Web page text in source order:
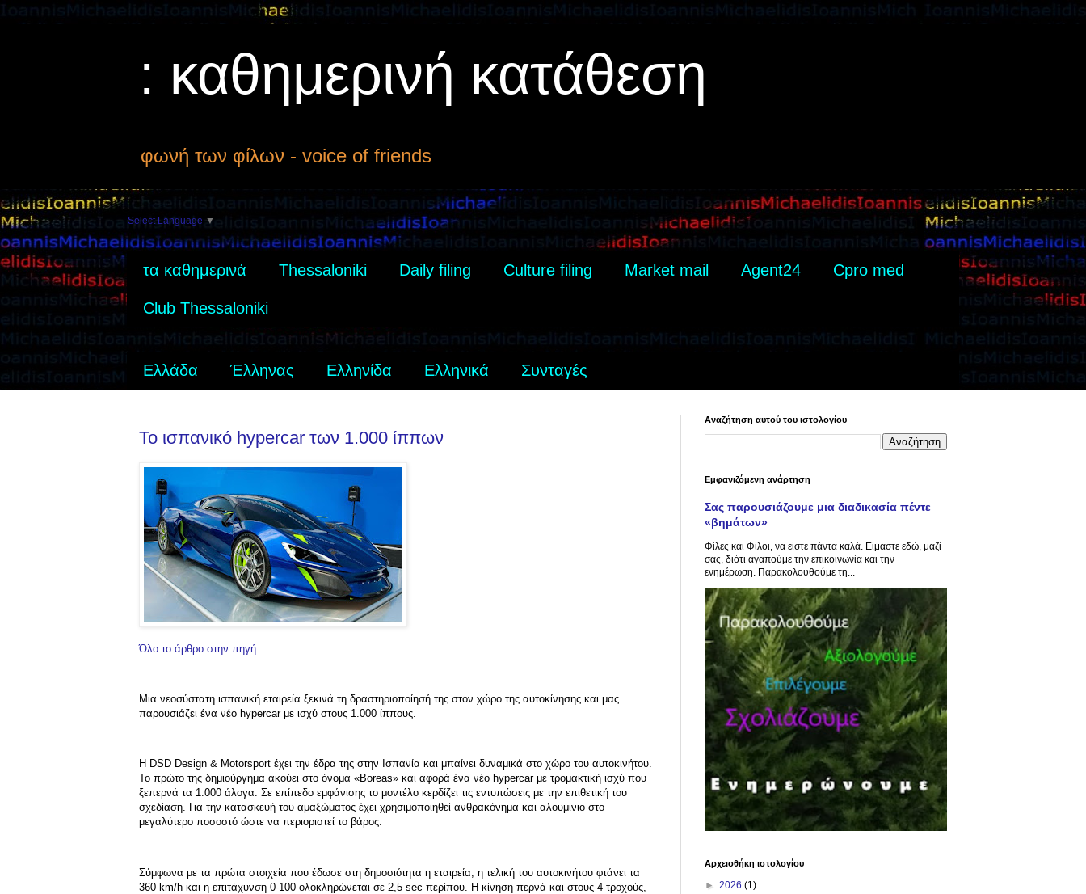
: καθημερινή κατάθεση
φωνή των φίλων - voice of friends
Select Language ▼
τα καθημερινά Thessaloniki Daily filing Culture filing Market mail Agent24 Cpro med
Club Thessaloniki
Ελλάδα Έλληνας Ελληνίδα Ελληνικά Συνταγές
To ισπανικό hypercar των 1.000 ίππων
Όλο το άρθρο στην πηγή...
Μια νεοσύστατη ισπανική εταιρεία ξεκινά τη δραστηριοποίησή της στον χώρο της αυτοκίνησης και μας
παρουσιάζει ένα νέο hypercar με ισχύ στους 1.000 ίππους.
Η DSD Design & Motorsport έχει την έδρα της στην Ισπανία και μπαίνει δυναμικά στο χώρο του αυτοκινήτου.
Το πρώτο της δημιούργημα ακούει στο όνομα «Boreas» και αφορά ένα νέο hypercar με τρομακτική ισχύ που
ξεπερνά τα 1.000 άλογα. Σε επίπεδο εμφάνισης το μοντέλο κερδίζει τις εντυπώσεις με την επιθετική του
σχεδίαση. Για την κατασκευή του αμαξώματος έχει χρησιμοποιηθεί ανθρακόνημα και αλουμίνιο στο
μεγαλύτερο ποσοστό ώστε να περιοριστεί το βάρος.
Σύμφωνα με τα πρώτα στοιχεία που έδωσε στη δημοσιότητα η εταιρεία, η τελική του αυτοκινήτου φτάνει τα
360 km/h και η επιτάχυνση 0-100 ολοκληρώνεται σε 2,5 sec περίπου. H κίνηση περνά και στους 4 τροχούς,
Αναζήτηση αυτού του ιστολογίου
Εμφανιζόμενη ανάρτηση
Σας παρουσιάζουμε μια διαδικασία πέντε
«βημάτων»
Φίλες και Φίλοι, να είστε πάντα καλά. Είμαστε εδώ, μαζί
σας, διότι αγαπούμε την επικοινωνία και την
ενημέρωση. Παρακολουθούμε τη...
Αρχειοθήκη ιστολογίου
► 2026 (1)